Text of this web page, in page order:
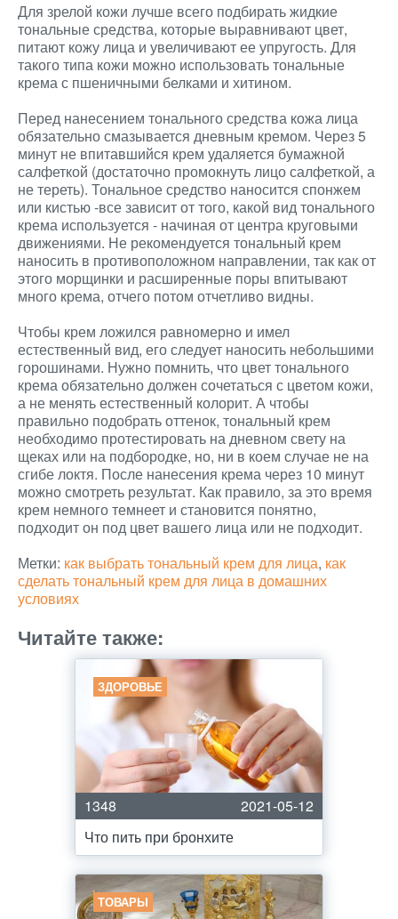
Для зрелой кожи лучше всего подбирать жидкие
тональные средства, которые выравнивают цвет,
питают кожу лица и увеличивают ее упругость. Для
такого типа кожи можно использовать тональные
крема с пшеничными белками и хитином.
Перед нанесением тонального средства кожа лица
обязательно смазывается дневным кремом. Через 5
минут не впитавшийся крем удаляется бумажной
салфеткой (достаточно промокнуть лицо салфеткой, а
не тереть). Тональное средство наносится спонжем
или кистью -все зависит от того, какой вид тонального
крема используется - начиная от центра круговыми
движениями. Не рекомендуется тональный крем
наносить в противоположном направлении, так как от
этого морщинки и расширенные поры впитывают
много крема, отчего потом отчетливо видны.
Чтобы крем ложился равномерно и имел
естественный вид, его следует наносить небольшими
горошинами. Нужно помнить, что цвет тонального
крема обязательно должен сочетаться с цветом кожи,
а не менять естественный колорит. А чтобы
правильно подобрать оттенок, тональный крем
необходимо протестировать на дневном свету на
щеках или на подбородке, но, ни в коем случае не на
сгибе локтя. После нанесения крема через 10 минут
можно смотреть результат. Как правило, за это время
крем немного темнеет и становится понятно,
подходит он под цвет вашего лица или не подходит.
Метки: как выбрать тональный крем для лица, как
сделать тональный крем для лица в домашних
условиях
Читайте также:
ЗДОРОВЬЕ
1348
2021-05-12
Что пить при бронхите
ТОВАРЫ